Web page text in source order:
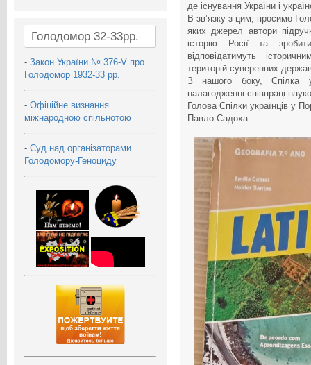
Голодомор 32-33рр.
- Закон України № 376-V про
Голодомор 1932-33 рр.
- Офіційне визнання
міжнародною спільнотою
- Суд над організаторами
Голодомору-Геноциду
де існування України і
В звʼязку з цим, просимо
яких джерел автори
історію Росії та
відповідатимуть
територій суверенних
З нашого боку, Спілка
налагодженні співпраці
Голова Спілки українців у
Павло Садоха